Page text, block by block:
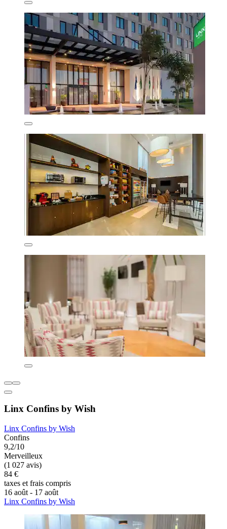
Linx Confins by Wish
Linx Confins by Wish
Confins
9,2/10
Merveilleux
(1 027 avis)
84 €
taxes et frais compris
16 août - 17 août
Linx Confins by Wish